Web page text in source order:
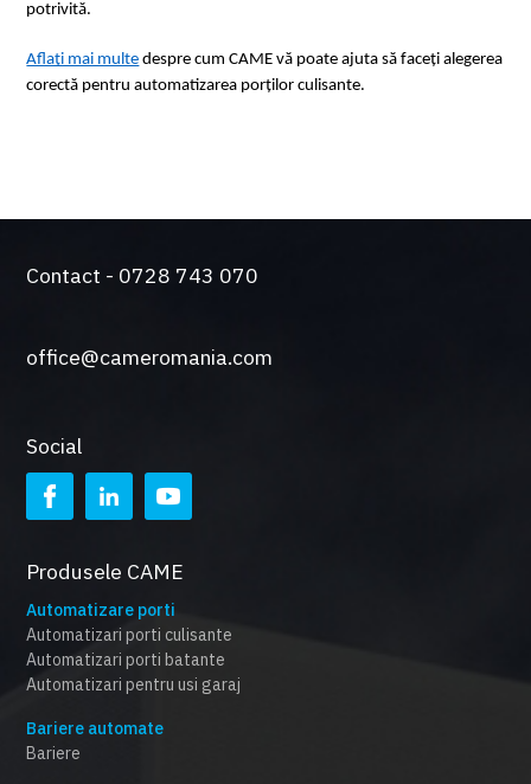
potrivită.
Aflați mai multe despre cum CAME vă poate ajuta să faceți alegerea
corectă pentru automatizarea porților culisante.
Contact - 0728 743 070
office@cameromania.com
Social
Produsele CAME
Automatizare porti
Automatizari porti culisante
Automatizari porti batante
Automatizari pentru usi garaj
Bariere automate
Bariere